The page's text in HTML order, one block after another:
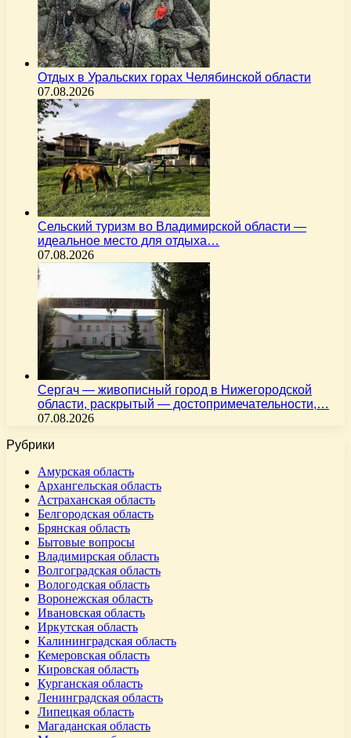
Отдых в Уральских горах Челябинской области
07.08.2026
Сельский туризм во Владимирской области —
идеальное место для отдыха…
07.08.2026
Сергач — живописный город в Нижегородской
области, раскрытый — достопримечательности,…
07.08.2026
Рубрики
Амурская область
Архангельская область
Астраханская область
Белгородская область
Брянская область
Бытовые вопросы
Владимирская область
Волгоградская область
Вологодская область
Воронежская область
Ивановская область
Иркутская область
Калининградская область
Кемеровская область
Кировская область
Курганская область
Ленинградская область
Липецкая область
Магаданская область